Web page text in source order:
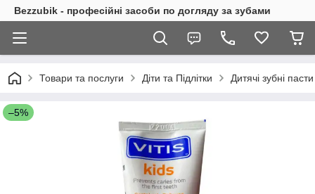
Bezzubik - професійні засоби по догляду за зубами
Товари та послуги Діти та Підлітки Дитячі зубні пасти
–5%